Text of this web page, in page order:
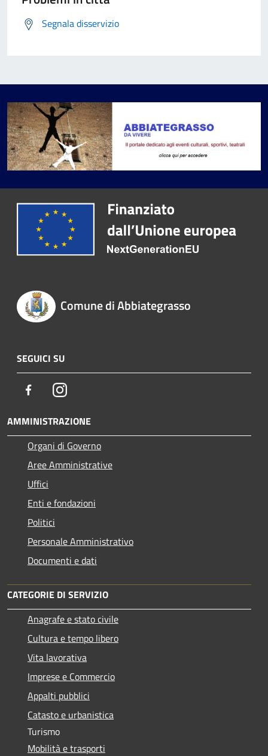
Segnala disservizio
Comune di Abbiategrasso
SEGUICI SU
FacebookInstagram
AMMINISTRAZIONE
Organi di Governo
Aree Amministrative
Uffici
Enti e fondazioni
Politici
Personale Amministrativo
Documenti e dati
CATEGORIE DI SERVIZIO
Anagrafe e stato civile
Cultura e tempo libero
Vita lavorativa
Imprese e Commercio
Appalti pubblici
Catasto e urbanistica
Turismo
Mobilità e trasporti